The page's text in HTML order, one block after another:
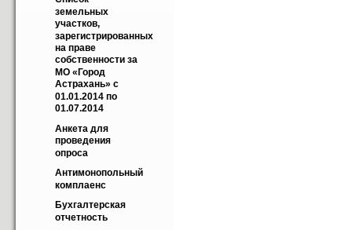
земельных
участков,
зарегистрированных
на праве
собственности за
МО «Город
Астрахань» с
01.01.2014 по
01.07.2014
Анкета для
проведения
опроса
Антимонопольный
комплаенс
Бухгалтерская
отчетность